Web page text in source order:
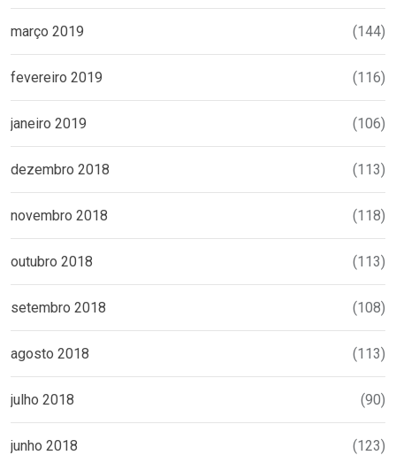
março 2019 (144)
fevereiro 2019 (116)
janeiro 2019 (106)
dezembro 2018 (113)
novembro 2018 (118)
outubro 2018 (113)
setembro 2018 (108)
agosto 2018 (113)
julho 2018 (90)
junho 2018 (123)